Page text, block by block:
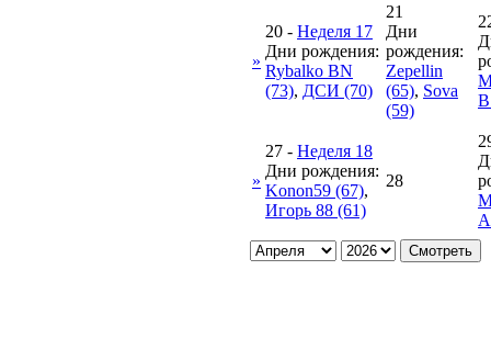
»
20 - Неделя 17
Дни рождения:
Rybalko BN
(73), ДСИ (70)
21
Дни
рождения:
Zepellin
(65), Sova
(59)
»
27 - Неделя 18
Дни рождения:
Konon59 (67),
Игорь 88 (61)
28